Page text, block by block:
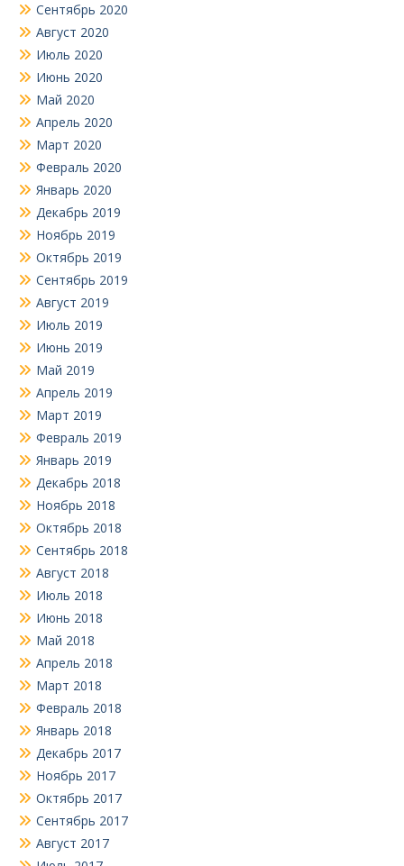
Сентябрь 2020
Август 2020
Июль 2020
Июнь 2020
Май 2020
Апрель 2020
Март 2020
Февраль 2020
Январь 2020
Декабрь 2019
Ноябрь 2019
Октябрь 2019
Сентябрь 2019
Август 2019
Июль 2019
Июнь 2019
Май 2019
Апрель 2019
Март 2019
Февраль 2019
Январь 2019
Декабрь 2018
Ноябрь 2018
Октябрь 2018
Сентябрь 2018
Август 2018
Июль 2018
Июнь 2018
Май 2018
Апрель 2018
Март 2018
Февраль 2018
Январь 2018
Декабрь 2017
Ноябрь 2017
Октябрь 2017
Сентябрь 2017
Август 2017